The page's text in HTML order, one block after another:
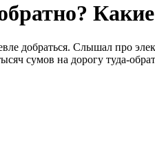
добраться. Слышал про
сумов на дорогу туда-